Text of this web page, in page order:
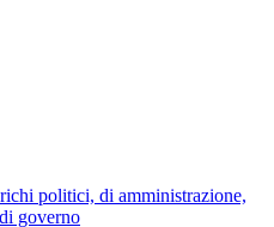
politici, di amministrazione,
governo